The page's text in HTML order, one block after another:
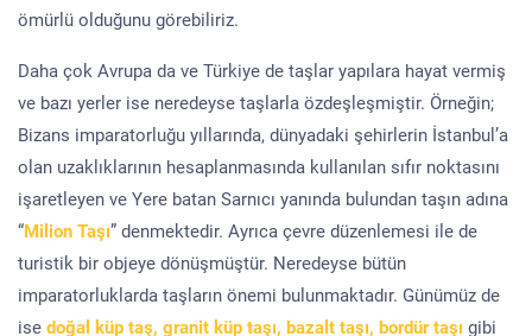
ömürlü olduğunu görebiliriz.
Daha çok Avrupa da ve Türkiye de taşlar yapılara hayat vermiş
ve bazı yerler ise neredeyse taşlarla özdeşleşmiştir. Örneğin;
Bizans imparatorluğu yıllarında, dünyadaki şehirlerin İstanbul’a
olan uzaklıklarının hesaplanmasında kullanılan sıfır noktasını
işaretleyen ve Yere batan Sarnıcı yanında bulundan taşın adına
“Milion Taşı” denmektedir. Ayrıca çevre düzenlemesi ile de
turistik bir objeye dönüşmüştür. Neredeyse bütün
imparatorluklarda taşların önemi bulunmaktadır. Günümüz de
ise doğal küp taş, granit küp taşı, bazalt taşı, bordür taşı gibi